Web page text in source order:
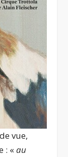
vue,
: «au